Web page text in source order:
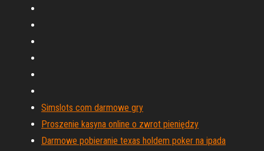
Simslots com darmowe gry
Proszenie kasyna online o zwrot pieniędzy
Darmowe pobieranie texas holdem poker na ipada